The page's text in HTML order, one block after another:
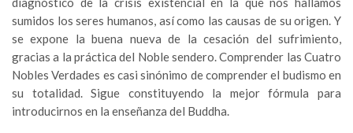
sumidos los seres humanos, así como las causas de su origen. Y
se expone la buena nueva de la cesación del sufrimiento,
gracias a la práctica del Noble sendero. Comprender las Cuatro
Nobles Verdades es casi sinónimo de comprender el budismo en
su totalidad. Sigue constituyendo la mejor fórmula para
introducirnos en la enseñanza del Buddha.